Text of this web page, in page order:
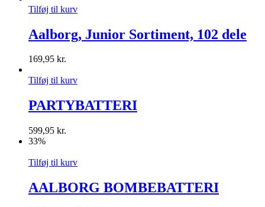
Tilføj til kurv
Aalborg, Junior Sortiment, 102 dele
169,95 kr.
Tilføj til kurv
PARTYBATTERI
599,95 kr.
33%
Tilføj til kurv
AALBORG BOMBEBATTERI